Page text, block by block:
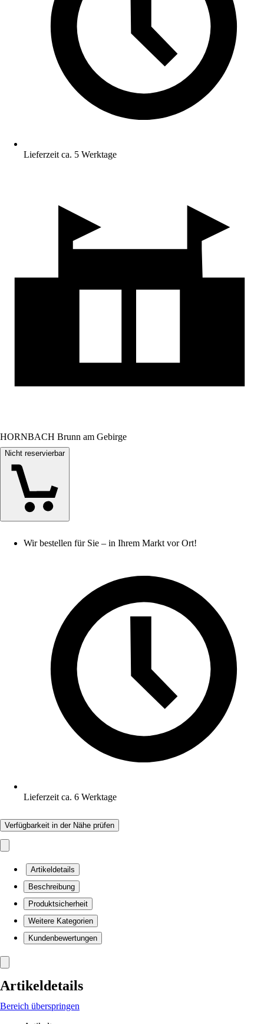
Lieferzeit ca. 5 Werktage
HORNBACH Brunn am Gebirge
Nicht reservierbar
Wir bestellen für Sie – in Ihrem Markt vor Ort!
Lieferzeit ca. 6 Werktage
Verfügbarkeit in der Nähe prüfen
Artikeldetails
Beschreibung
Produktsicherheit
Weitere Kategorien
Kundenbewertungen
Artikeldetails
Bereich überspringen